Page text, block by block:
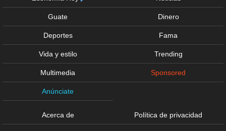
Guate Dinero
Deportes Fama
Vida y estilo Trending
Multimedia Sponsored
Anúnciate
Acerca de Política de privacidad